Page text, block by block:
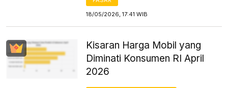
18/05/2026, 17:41 WIB
Kisaran Harga Mobil yang
Diminati Konsumen RI April
2026